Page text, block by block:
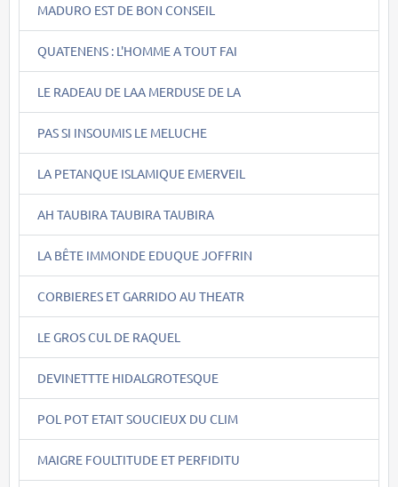
MADURO EST DE BON CONSEIL
QUATENENS : L'HOMME A TOUT FAI
LE RADEAU DE LAA MERDUSE DE LA
PAS SI INSOUMIS LE MELUCHE
LA PETANQUE ISLAMIQUE EMERVEIL
AH TAUBIRA TAUBIRA TAUBIRA
LA BÊTE IMMONDE EDUQUE JOFFRIN
CORBIERES ET GARRIDO AU THEATR
LE GROS CUL DE RAQUEL
DEVINETTTE HIDALGROTESQUE
POL POT ETAIT SOUCIEUX DU CLIM
MAIGRE FOULTITUDE ET PERFIDITU